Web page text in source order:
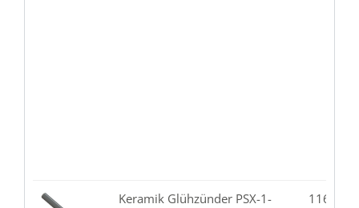
Keramik Glühzünder PSX-1-
116.81-